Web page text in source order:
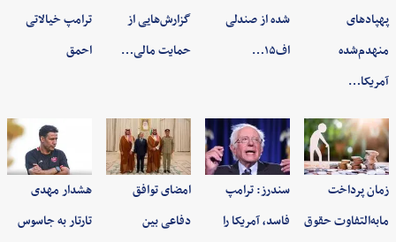
پهپادهای
منهدم‌شده
آمریکا…
شده از صندلی
اف۱۵…
گزارش‌هایی از
حمایت مالی…
ترامپ خیالاتی
احمق
زمان پرداخت
مابه‌التفاوت حقوق
سندرز: ترامپ
فاسد، آمریکا را
امضای توافق
دفاعی بین
هشدار مهدی
تارتار به جاسوس